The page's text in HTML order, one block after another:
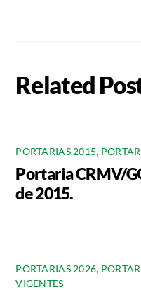
Related
PORTARIAS 2015,
Portaria CRMV/
de 2015.
PORTARIAS 2026,
VIGENTES